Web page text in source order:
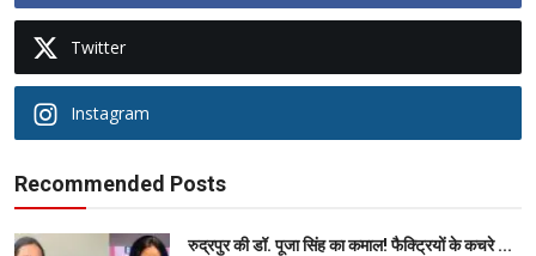
Twitter
Instagram
Recommended Posts
रुद्रपुर की डॉ. पूजा सिंह का कमाल! फैक्ट्रियों के कचरे ...